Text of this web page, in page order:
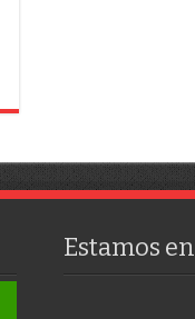
Estamos